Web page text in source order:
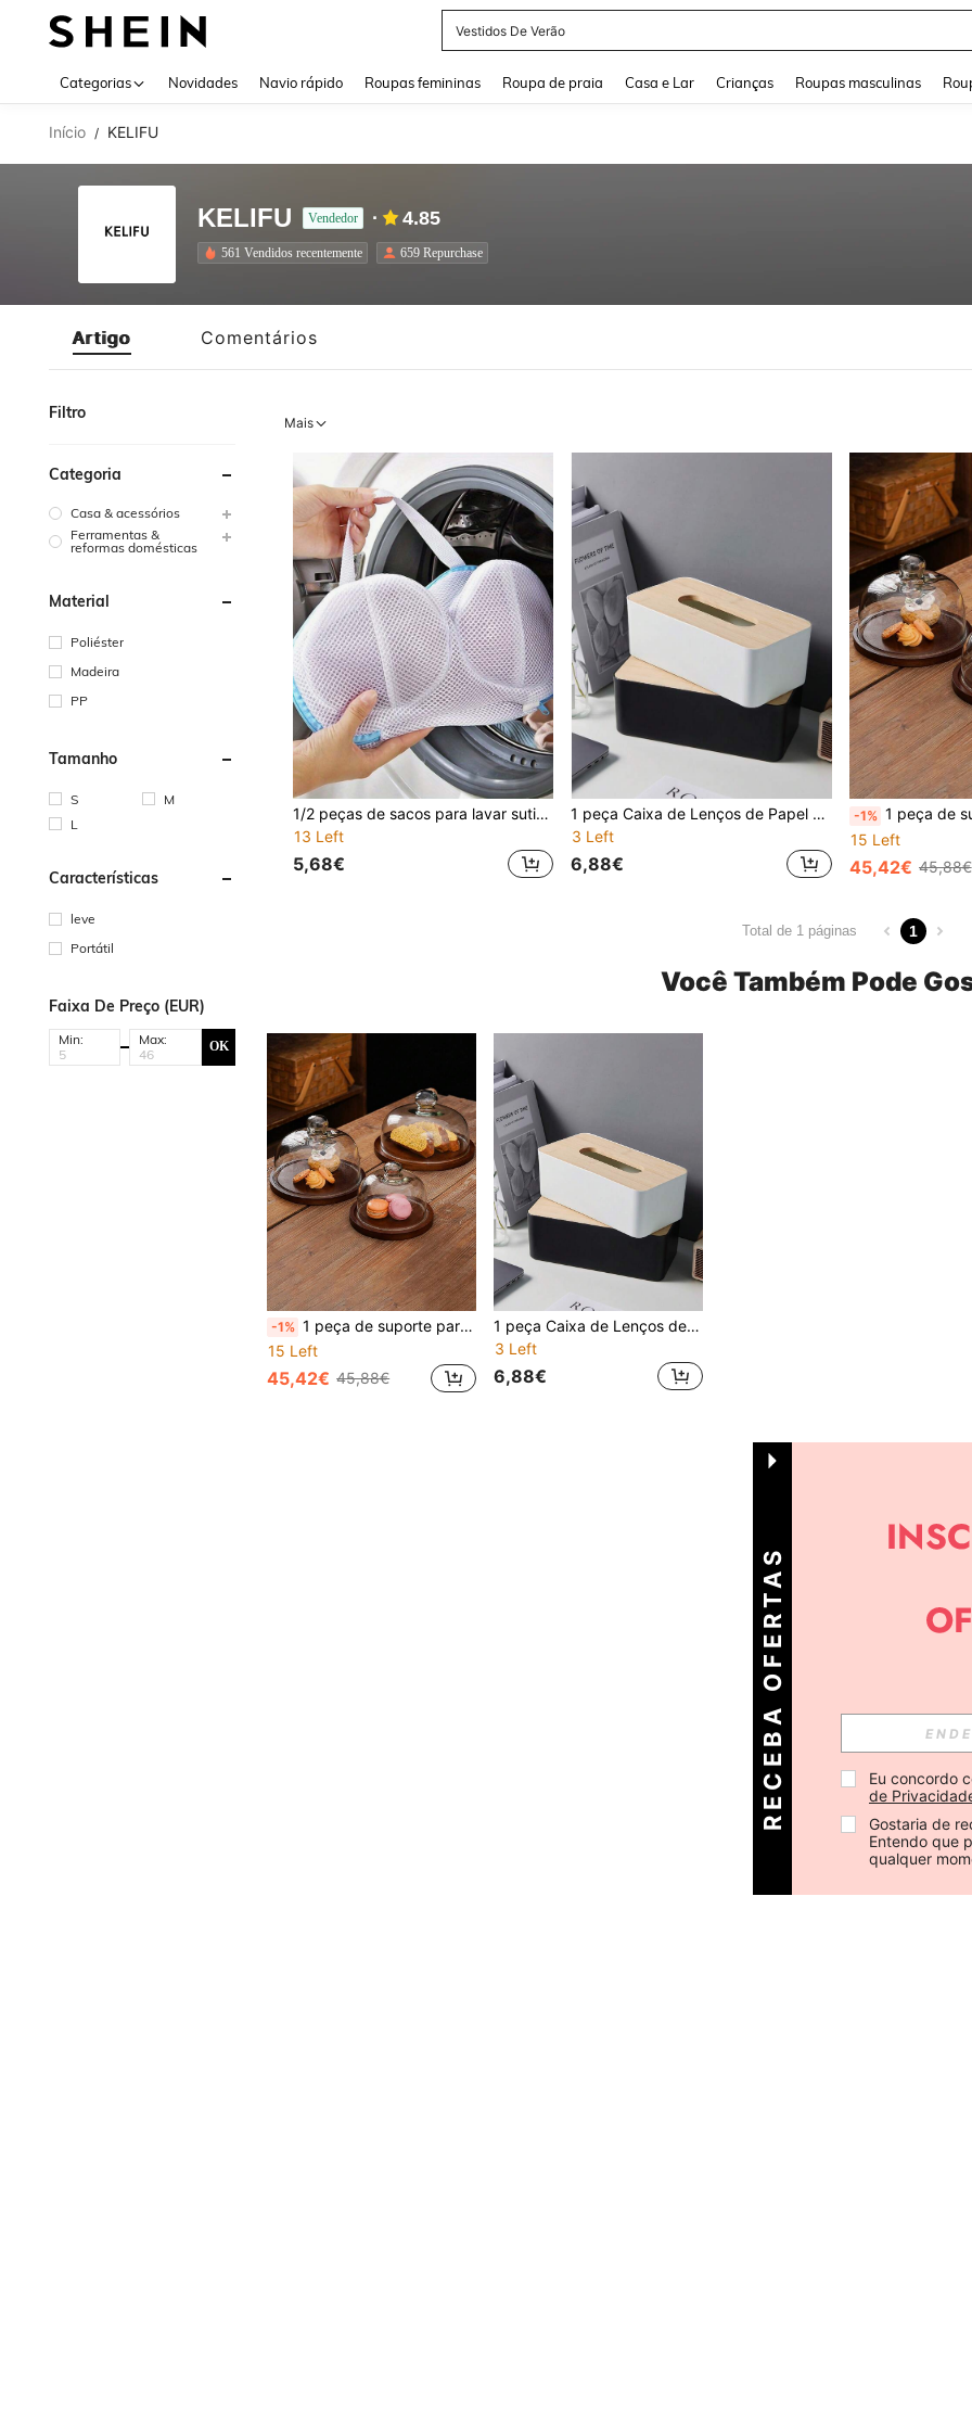
Vestidos De Verão
Categorias Novidades Navio rápido Roupas femininas Roupa de praia Casa e Lar Crianças Roupas masculinas
Início / KELIFU
KELIFU Vendedor 4.85
561 Vendidos recentemente 659 Repurchase
Artigo Comentários
Filtro
Categoria
Casa & acessórios
Ferramentas &
reformas domésticas
Material
Poliéster
Madeira
PP
Tamanho
S
M
L
Características
leve
Portátil
Faixa De Preço (EUR)
Min: Max: OK
Mais
1/2 peças de sacos para lavar sutiã, saco para roupa suja, sacos grandes para proteção de sutiã para máquina de lavar, serve para todos os seios, sacos antideformação para lavar sutiã, sacos para lavar roupa íntima (cinza, azul), presente de dia das mães.
13 Left
5,68€
1 peça Caixa de Lenços de Papel de Madeira de Bambu, Caixa de Papel Simples de Plástico, Caixa de Armazenamento de Papel de Desenho, Armazenamento de Mesa da Sala de Estar, Para Hotel/Escritório para Banheiro Público, Decoração da Casa, Suprimentos Escolares
3 Left
6,88€
-1% 1 peça de suporte para bolo de madeira de acácia com tampa de cúpula de vidro transparente, suporte para bolo
15 Left
45,42€ 45,88€
Total de 1 páginas 1
Você Também Pode
-1% 1 peça de suporte para bolo de madeira de acácia com tampa de cúpula de vidro transparente, suporte para bolo multifuncional, bandeja de servir, suporte para vegetais, suporte para exibição de frutas e lanches, para festa de aniversário em casa, casamento, decoração de mesa, presente de Natal
15 Left
45,42€ 45,88€
1 peça Caixa de Lenços de Papel de Madeira de Bambu, Caixa de Papel Simples de Plástico, Caixa de Armazenamento de Papel de Desenho, Armazenamento de Mesa da Sala de Estar, Para Hotel/Escritório para Banheiro Público, Decoração da Casa, Suprimentos Escolares
3 Left
6,88€
R
E
C
E
B
A
O
E
R
T
A
S
D
I
Á
Eu concordo
de
Gostaria de
Entendo que
qualquer